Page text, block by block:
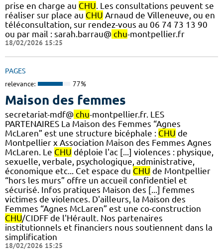
prise en charge au CHU . Les consultations peuvent se
réaliser sur place au CHU Arnaud de Villeneuve, ou en
téléconsultation, sur rendez-vous au 06 74 73 13 90
ou par mail : sarah.barrau@ chu-montpellier.fr
18/02/2026 15:25
PAGES
relevance: 77%
Maison des femmes
secretariat-mdf@ chu-montpellier.fr. LES
PARTENAIRES La Maison des Femmes “Agnes
McLaren” est une structure bicéphale : CHU de
Montpellier x Association Maison des Femmes Agnes
McLaren. Le CHU déploie l'ac [...] violences : physique,
sexuelle, verbale, psychologique, administrative,
économique etc... Cet espace du CHU de Montpellier
“hors les murs” offre un accueil confidentiel et
sécurisé. Infos pratiques Maison des [...] femmes
victimes de violences. D'ailleurs, la Maison des
Femmes “Agnes McLaren” est une co-construction
CHU/CIDFF de l'Hérault. Nos partenaires
institutionnels et financiers nous soutiennent dans la
simplification
18/02/2026 15:25